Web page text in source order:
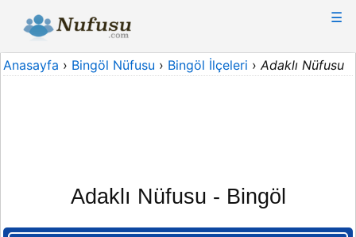
☰
Anasayfa › Bingöl Nüfusu › Bingöl İlçeleri › Adaklı Nüfusu
Adaklı Nüfusu - Bingöl